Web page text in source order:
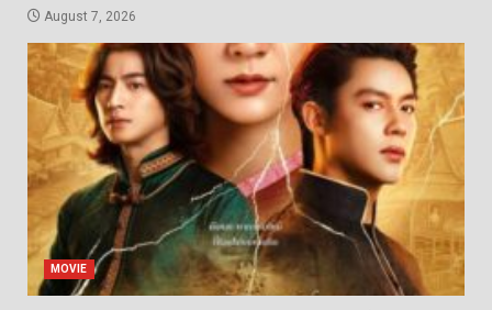
August 7, 2026
MOVIE